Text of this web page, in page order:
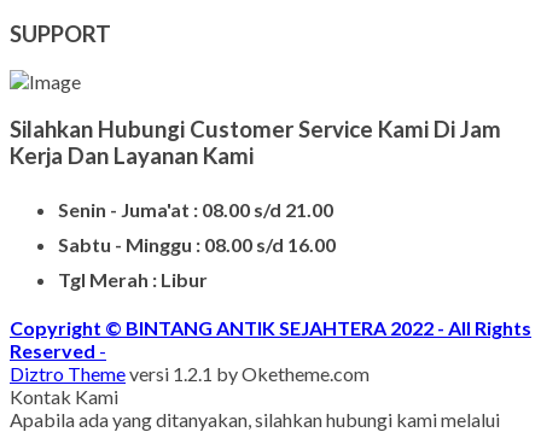
SUPPORT
Silahkan Hubungi Customer Service Kami Di Jam
Kerja Dan Layanan Kami
Senin - Juma'at : 08.00 s/d 21.00
Sabtu - Minggu : 08.00 s/d 16.00
Tgl Merah : Libur
Copyright © BINTANG ANTIK SEJAHTERA 2022 - All Rights
Reserved -
Diztro Themeversi 1.2.1 by Oketheme.com
Kontak Kami
Apabila ada yang ditanyakan, silahkan hubungi kami melalui